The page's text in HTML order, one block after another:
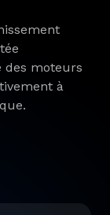
des moteurs
à